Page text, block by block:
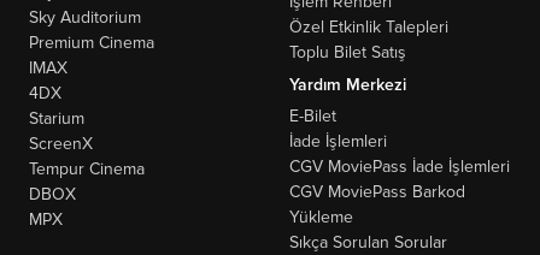
Sky Auditorium
Premium Cinema
IMAX
4DX
Starium
ScreenX
Tempur Cinema
DBOX
MPX
Özel Etkinlik Talepleri
Toplu Bilet Satış
Yardım Merkezi
E-Bilet
İade İşlemleri
CGV MoviePass İade İşlemleri
CGV MoviePass Barkod
Yükleme
Sıkça Sorulan Sorular